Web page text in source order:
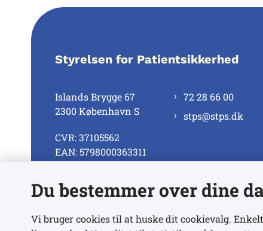
Styrelsen for Patientsikkerhed
Islands Brygge 67
2300 København S
CVR: 37105562
EAN: 5798000363311
72 28 66 00
stps@stps.dk
Se alle kontaktnumre
Du bestemmer over dine
Vi bruger cookies til at huske dit cookievalg.